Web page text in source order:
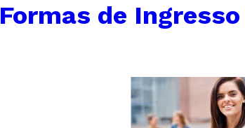
Formas de